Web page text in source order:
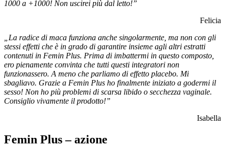
1000 a +1000! Non uscirei più dal letto!”
Felicia
„La radice di maca funziona anche singolarmente, ma non con gli
stessi effetti che è in grado di garantire insieme agli altri estratti
contenuti in Femin Plus. Prima di imbattermi in questo composto,
ero pienamente convinta che tutti questi integratori non
funzionassero. A meno che parliamo di effetto placebo. Mi
sbagliavo. Grazie a Femin Plus ho finalmente iniziato a godermi il
sesso! Non ho più problemi di scarsa libido o secchezza vaginale.
Consiglio vivamente il prodotto!”
Isabella
Femin Plus – azione